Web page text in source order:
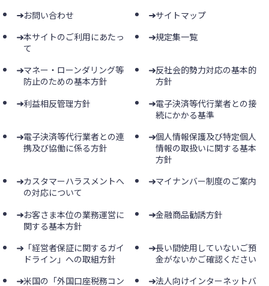
お問い合わせ
サイトマップ
本サイトのご利用にあたっ
て
規定集一覧
マネー・ローンダリング等
防止のための基本方針
反社会的勢力対応の基本的
方針
利益相反管理方針
電子決済等代行業者との接
続にかかる基準
電子決済等代行業者との連
携及び協働に係る方針
個人情報保護及び特定個人
情報の取扱いに関する基本
方針
カスタマーハラスメントへ
の対応について
マイナンバー制度のご案内
お客さま本位の業務運営に
関する基本方針
金融商品勧誘方針
「経営者保証に関するガイ
ドライン」への取組方針
長い間使用していないご預
金がないかご確認ください
米国の「外国口座税務コン
法人向けインターネットバ